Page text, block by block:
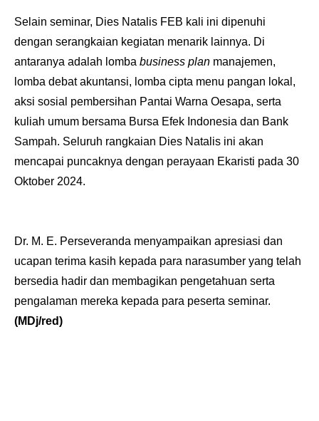
Selain seminar, Dies Natalis FEB kali ini dipenuhi
dengan serangkaian kegiatan menarik lainnya. Di
antaranya adalah lomba business plan manajemen,
lomba debat akuntansi, lomba cipta menu pangan lokal,
aksi sosial pembersihan Pantai Warna Oesapa, serta
kuliah umum bersama Bursa Efek Indonesia dan Bank
Sampah. Seluruh rangkaian Dies Natalis ini akan
mencapai puncaknya dengan perayaan Ekaristi pada 30
Oktober 2024.
Dr. M. E. Perseveranda menyampaikan apresiasi dan
ucapan terima kasih kepada para narasumber yang telah
bersedia hadir dan membagikan pengetahuan serta
pengalaman mereka kepada para peserta seminar.
(MDj/red)